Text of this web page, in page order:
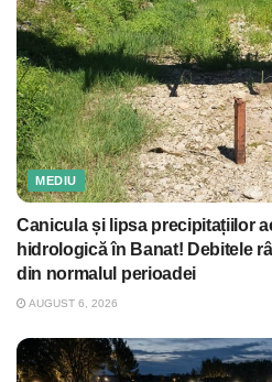
MEDIU
Canicula și lipsa precipitațiilor
hidrologică în Banat! Debitele
din normalul perioadei
AUGUST 6, 2026